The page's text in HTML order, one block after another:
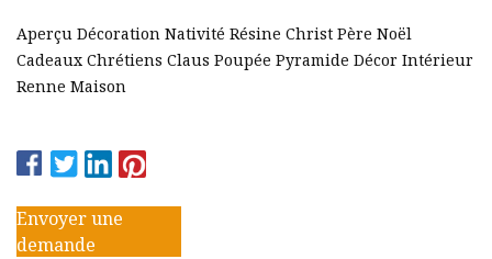
Aperçu Décoration Nativité Résine Christ Père Noël
Cadeaux Chrétiens Claus Poupée Pyramide Décor Intérieur
Renne Maison
Envoyer une
demande